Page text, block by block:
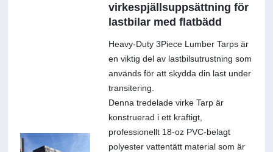
virkespjällsuppsättning för
lastbilar med flatbädd
Heavy-Duty 3Piece Lumber Tarps är
en viktig del av lastbilsutrustning som
används för att skydda din last under
transitering.
Denna tredelade virke Tarp är
konstruerad i ett kraftigt,
professionellt 18-oz PVC-belagt
polyester vattentätt material som är